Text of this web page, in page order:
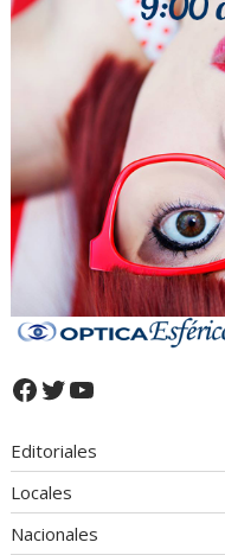
Facebook
Twitter
YouTube
Editoriales
Locales
Nacionales